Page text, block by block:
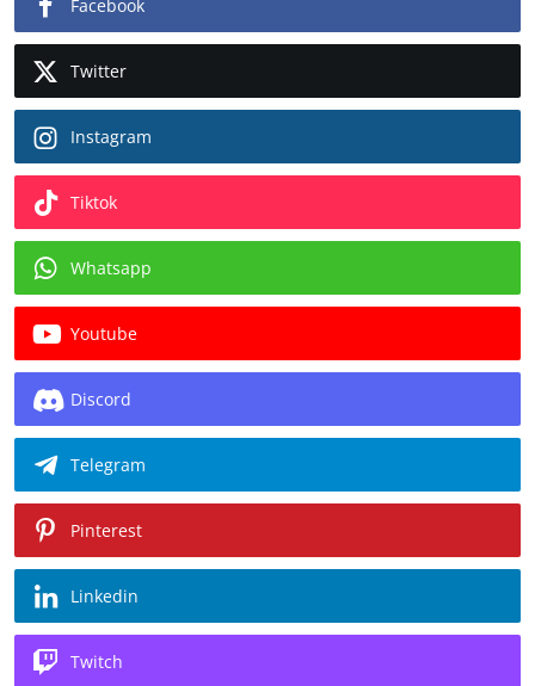
Facebook
Twitter
Instagram
Tiktok
Whatsapp
Youtube
Discord
Telegram
Pinterest
Linkedin
Twitch